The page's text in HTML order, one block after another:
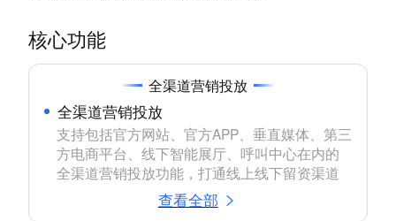
核心功能
全渠道营销投放
全渠道营销投放
支持包括官方网站、官方APP、垂直媒体、第三
方电商平台、线下智能展厅、呼叫中心在内的
全渠道营销投放功能，打通线上线下留资渠道
查看全部